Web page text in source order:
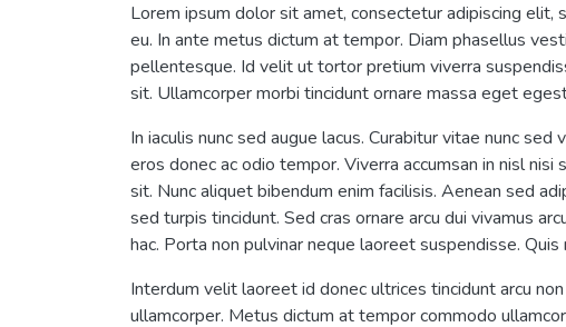
Lorem ipsum dolor sit amet, consectetur adipiscing
eu. In ante metus dictum at tempor. Diam phasellus
pellentesque. Id velit ut tortor pretium viverra
sit. Ullamcorper morbi tincidunt ornare massa eget
In iaculis nunc sed augue lacus. Curabitur vitae nunc
eros donec ac odio tempor. Viverra accumsan in nisl
sit. Nunc aliquet bibendum enim facilisis. Aenean sed
sed turpis tincidunt. Sed cras ornare arcu dui vivamus
hac. Porta non pulvinar neque laoreet suspendisse.
Interdum velit laoreet id donec ultrices tincidunt arcu
ullamcorper. Metus dictum at tempor commodo